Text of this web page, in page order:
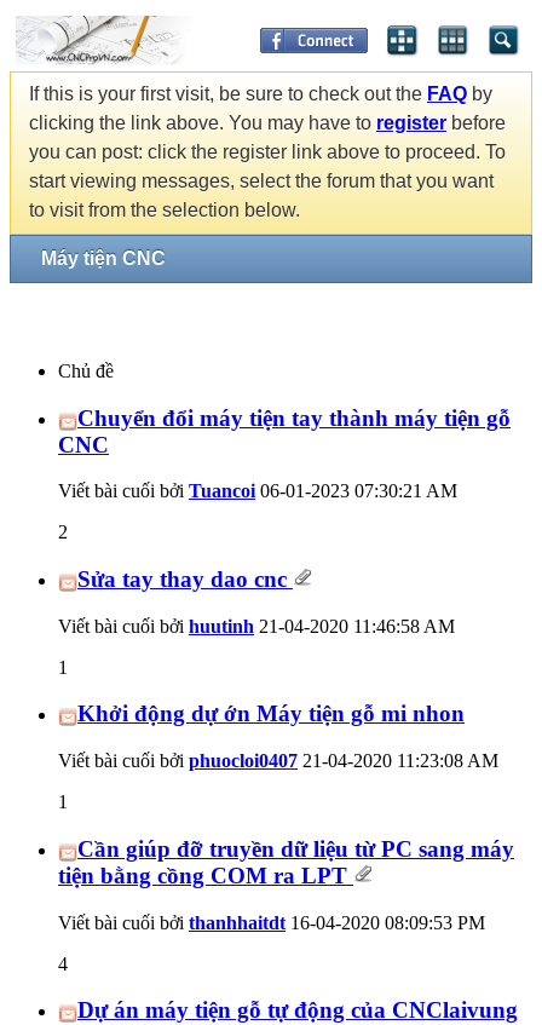
If this is your first visit, be sure to check out the FAQ by
clicking the link above. You may have to register before
you can post: click the register link above to proceed. To
start viewing messages, select the forum that you want
to visit from the selection below.
Máy tiện CNC
Chủ đề
Chuyển đổi máy tiện tay thành máy tiện gỗ
CNC
Viết bài cuối bởi Tuancoi 06-01-2023 07:30:21 AM
2
Sửa tay thay dao cnc
Viết bài cuối bởi huutinh 21-04-2020 11:46:58 AM
1
Khởi động dự ớn Máy tiện gỗ mi nhon
Viết bài cuối bởi phuocloi0407 21-04-2020 11:23:08 AM
1
Cần giúp đỡ truyền dữ liệu từ PC sang máy
tiện bằng cồng COM ra LPT
Viết bài cuối bởi thanhhaitdt 16-04-2020 08:09:53 PM
4
Dự án máy tiện gỗ tự động của CNClaivung